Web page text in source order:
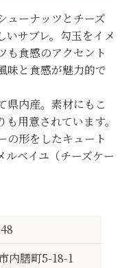
ューナッツとチーズ
いサブレ。勾玉をイメ
も食感のアクセント
味と食感が魅力的で
県内産。素材にもこ
用意されています。
の形をしたキュート
ルベイユ（チーズケー
内膳町5-18-1